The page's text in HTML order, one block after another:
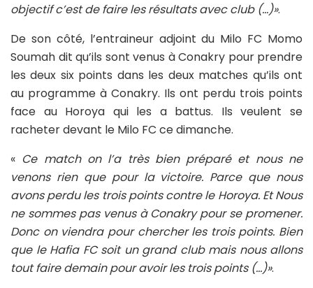
objectif c’est de faire les résultats avec club (…)».
De son côté, l’entraineur adjoint du Milo FC Momo
Soumah dit qu’ils sont venus à Conakry pour prendre
les deux six points dans les deux matches qu’ils ont
au programme à Conakry. Ils ont perdu trois points
face au Horoya qui les a battus. Ils veulent se
racheter devant le Milo FC ce dimanche.
« Ce match on l’a très bien préparé et nous ne
venons rien que pour la victoire. Parce que nous
avons perdu les trois points contre le Horoya. EtNous
ne sommes pas venus à Conakry pour se promener.
Donc on viendra pour chercher les trois points. Bien
que le Hafia FC soit un grand club mais nous allons
tout faire demain pour avoir les trois points (…)».